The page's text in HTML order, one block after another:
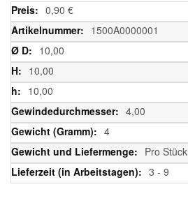
Weitere
Informationen
0,90 €
1500A0000001
10,00
10,00
10,00
4,00
4
Pro Stück
3 - 9